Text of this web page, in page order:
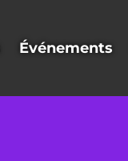
Événements